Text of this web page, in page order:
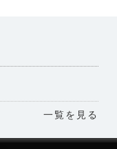
一覧を見る